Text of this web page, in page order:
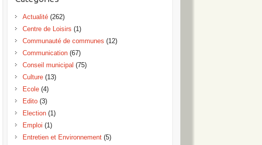
Actualité (262)
Centre de Loisirs (1)
Communauté de communes (12)
Communication (67)
Conseil municipal (75)
Culture (13)
Ecole (4)
Edito (3)
Election (1)
Emploi (1)
Entretien et Environnement (5)